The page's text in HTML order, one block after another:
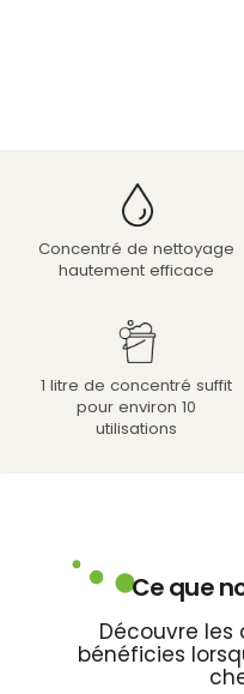
Concentré de nettoyage
hautement efficace
1 litre de concentré suffit
pour environ 10
utilisations
Ce que
Découvre
bénéficies